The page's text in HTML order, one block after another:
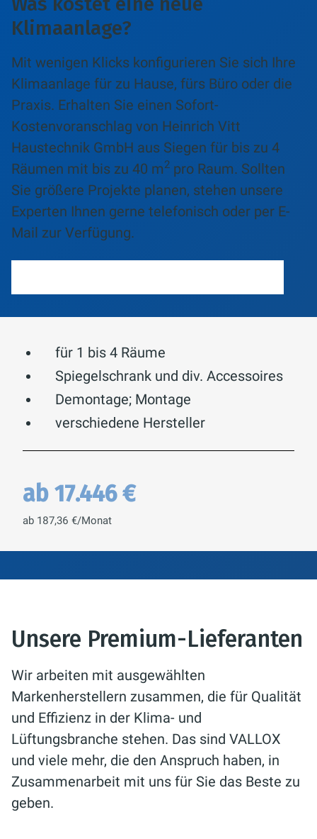
Klimaanlage?
Mit wenigen Klicks konfigurieren Sie sich Ihre
Klimaanlage für zu Hause, fürs Büro oder die
Praxis. Erhalten Sie einen Sofort-
Kostenvoranschlag von Heinrich Vitt
Haustechnik GmbH aus Siegen für bis zu 4
Räumen mit bis zu 40 m2 pro Raum. Sollten
Sie größere Projekte planen, stehen unsere
Experten Ihnen gerne telefonisch oder per E-
Mail zur Verfügung.
für 1 bis 4 Räume
Spiegelschrank und div. Accessoires
Demontage; Montage
verschiedene Hersteller
ab 17.446 €
ab 187,36 €/Monat
Unsere Premium-Lieferanten
Wir arbeiten mit ausgewählten
Markenherstellern zusammen, die für Qualität
und Effizienz in der Klima- und
Lüftungsbranche stehen. Das sind VALLOX
und viele mehr, die den Anspruch haben, in
Zusammenarbeit mit uns für Sie das Beste zu
geben.